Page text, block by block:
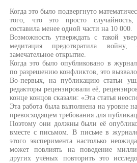
Когда это было подвергнуто
того, что это просто случайность,
составила менее одной части на 10 000.
Возможность утверждать с такой
медитация предотвратила
замечательное открытие.
Когда это было опубликовано в
по разрешению конфликтов, это
Во-первых, на публикацию статьи
редакторы рецензировали её,
конце концов сказали: «Эта статья
Эта работа была выполнена на уровне
превосходящем требования для
Поэтому они должны были её
вместе с письмом. В письме в журнале
этого эксперимента настолько
может повлиять на поведение
других учёных повторить это